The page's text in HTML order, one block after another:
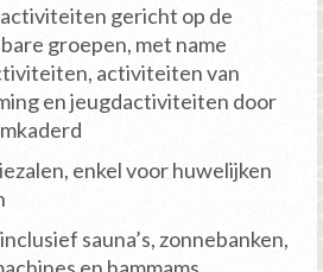
gericht op de
groepen, met name
activiteiten van
en jeugdactiviteiten door
enkel voor huwelijken
sauna’s, zonnebanken,